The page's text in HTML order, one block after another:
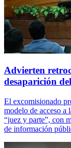
Advierten
desaparición
El excomisionado
modelo de acceso a
“juez y parte”, con
de información